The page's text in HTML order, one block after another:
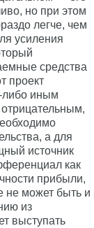
но при этом
легче, чем
усиления
средства
проект
либо иным
а для
источник
как
прибыли,
не может быть и
из
выступать